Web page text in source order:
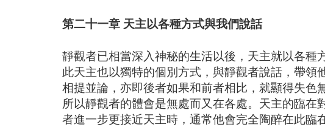
第二十一章 天主以各種方式與我們說話
靜觀者已相當深入神秘的生活以後，天主就以各
此天主也以獨特的個別方式，與靜觀者說話，帶
相提並論，亦即後者如果和前者相比，就顯得失色
所以靜觀者的體會是無處而又在各處。天主的臨
者進一步更接近天主時，通常他會完全陶醉在此臨